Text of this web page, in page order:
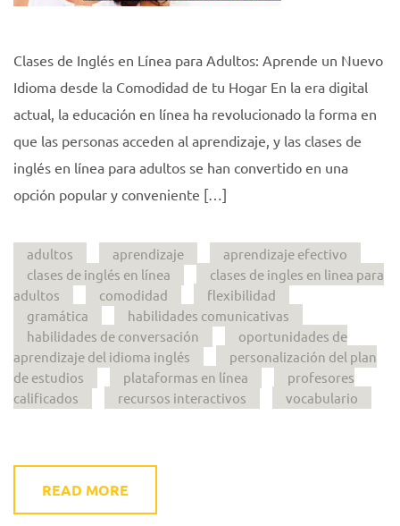
Clases de Inglés en Línea para Adultos: Aprende un Nuevo
Idioma desde la Comodidad de tu Hogar En la era digital
actual, la educación en línea ha revolucionado la forma en
que las personas acceden al aprendizaje, y las clases de
inglés en línea para adultos se han convertido en una
opción popular y conveniente […]
adultos aprendizaje
aprendizaje efectivo
clases de inglés en línea
clases de ingles en linea para
adultos
comodidad
flexibilidad
gramática
habilidades comunicativas
habilidades de conversación
oportunidades de
aprendizaje del idioma inglés
personalización del plan
de estudios
plataformas en línea
profesores
calificados
recursos interactivos vocabulario
READ MORE